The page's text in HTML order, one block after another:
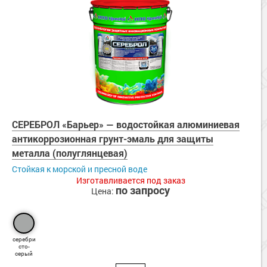
СЕРЕБРОЛ «Барьер» — водостойкая алюминиевая
антикоррозионная грунт-эмаль для защиты
металла (полуглянцевая)
Стойкая к морской и пресной воде
Изготавливается под заказ
Цена: по запросу
серебри
сто-
серый